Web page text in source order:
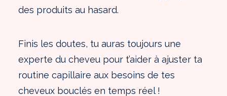
des produits au hasard.
Finis les doutes, tu auras toujours une
experte du cheveu pour t’aider à ajuster ta
routine capillaire aux besoins de tes
cheveux bouclés en temps réel !